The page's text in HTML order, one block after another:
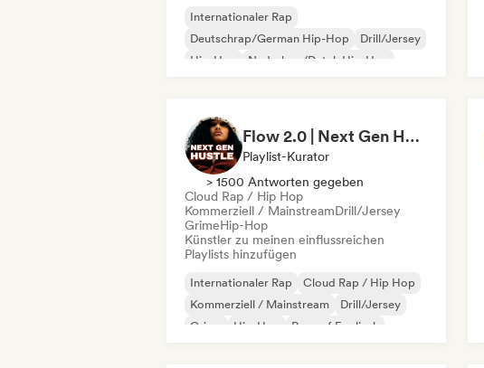
Internationaler Rap
Deutschrap/German Hip-Hop
Drill/Jersey
Hip-Hop
Nederhop/Dutch Hip-Hop
Flow 2.0 | Next Gen Hustle
Playlist-Kurator
> 1500 Antworten gegeben
Cloud Rap / Hip Hop
Kommerziell / MainstreamDrill/Jersey
GrimeHip-Hop
Künstler zu meinen einflussreichen
Playlists hinzufügen
Internationaler Rap
Cloud Rap / Hip Hop
Kommerziell / Mainstream
Drill/Jersey
Grime
Hip-Hop
Rap auf Englisch